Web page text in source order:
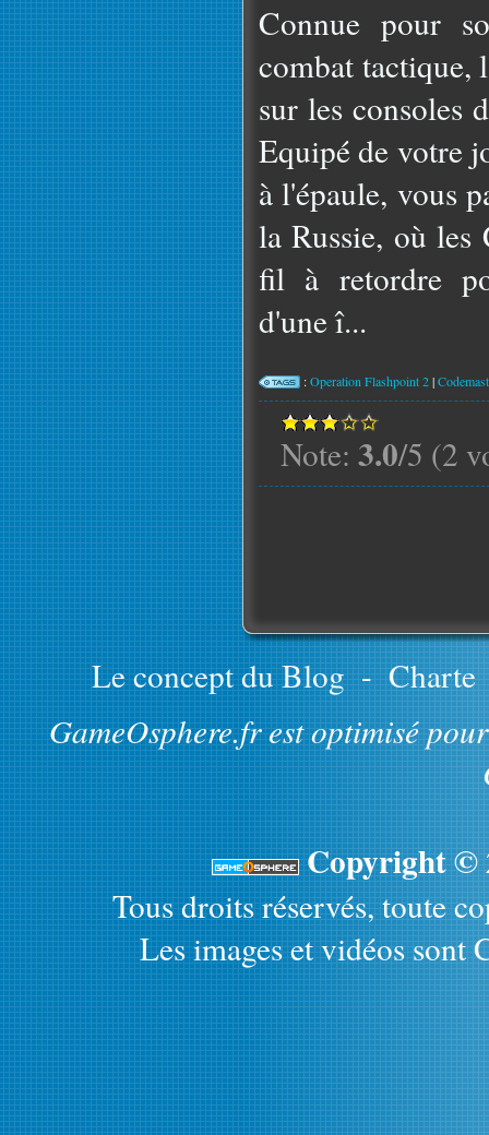
Connue pour
combat tactique,
sur les consoles
Equipé de votre
à l'épaule, vous
la Russie, où
fil à retordre
d'une î...
:Operation Flashpoint 2|
Note: 3.0/5 (2
Le concept du Blog - Charte
GameOsphere.fr est optimisé
Copyright ©
Tous droits réservés, toute
Les images et vidéos